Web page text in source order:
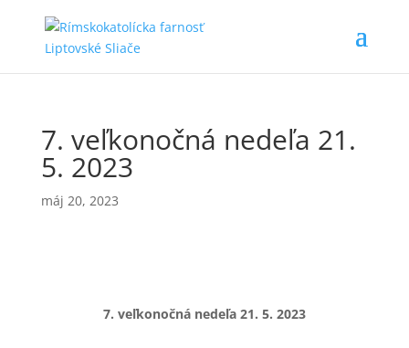
7. veľkonočná nedeľa 21.
5. 2023
máj 20, 2023
7. veľkonočná nedeľa 21. 5. 2023